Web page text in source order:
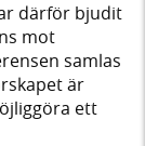
därför bjudit
mot
samlas
är
ett